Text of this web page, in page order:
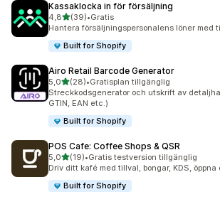
Kassaklocka in för försäljning
4,8av 5 stjärnor
(39)
39 recensioner totalt
•Gratis
Hantera försäljningspersonalens löner med
Built for Shopify
Airo Retail Barcode Generator
5,0av 5 stjärnor
(28)
28 recensioner totalt
•Gratisplan tillgänglig
Streckkodsgenerator och utskrift av
GTIN, EAN etc.)
Built for Shopify
POS Cafe: Coffee Shops & QSR
5,0av 5 stjärnor
(19)
19 recensioner totalt
•Gratis testversion tillgänglig
Driv ditt kafé med tillval, bongar, KDS, öppna
Built for Shopify